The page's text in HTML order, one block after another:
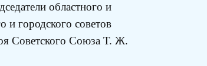
областного и
и городского советов
Советского Союза Т. Ж.